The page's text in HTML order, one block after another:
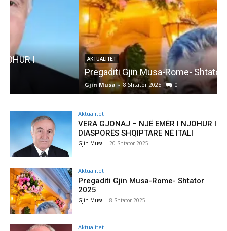
AKTUALITET
Pregaditi Gjin Musa-Rome- Shtator 2025
8 Shtator 2025 0
Aktualitet
VERA GJONAJ – NJË EMËR I NJOHUR I
DIASPORËS SHQIPTARE NË ITALI
Gjin Musa - 20 Shtator 2025
Aktualitet
Pregaditi Gjin Musa-Rome- Shtator
2025
Gjin Musa - 8 Shtator 2025
Aktualitet